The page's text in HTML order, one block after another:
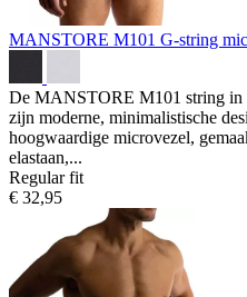
MANSTORE M101 G-string
De MANSTORE M101 string in
zijn moderne, minimalistische
hoogwaardige microvezel,
elastaan,...
Regular fit
€ 32,95